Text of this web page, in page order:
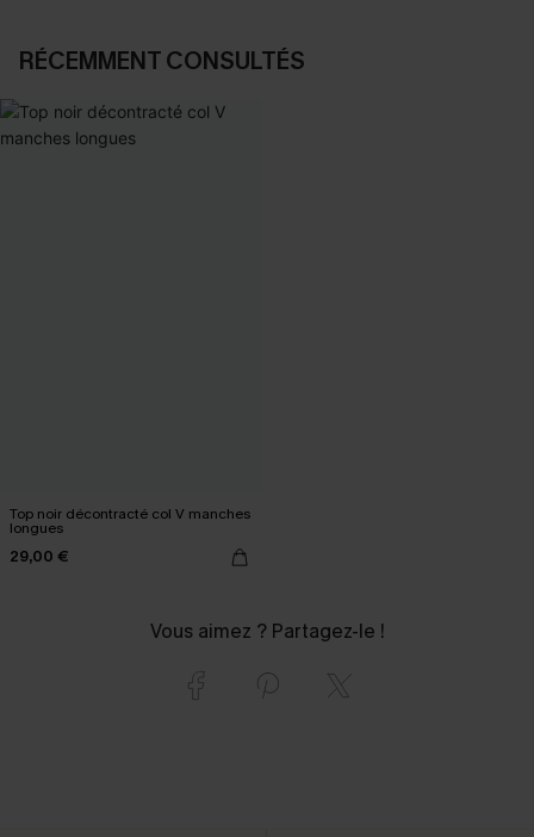
RÉCEMMENT CONSULTÉS
Top noir décontracté col V manches
longues
29,00 €
Vous aimez ? Partagez-le !